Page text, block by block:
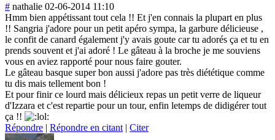
# nathalie 02-06-2014 11:10
Hmm bien appétissant tout cela !! Et j'en connais la plupart en plus
!! Sangria j'adore pour un petit apéro sympa, la garbure délicieuse ,
le confit de canard également j'y avais goute car tu adorés ça et tu en
prends souvent et j'ai adoré ! Le gâteau à la broche je me souviens
vous en aviez rapporté pour nous faire gouter.
Le gâteau basque super bon aussi j'adore pas très diététique comme
tu dis mais tellement bon !
Et pour finir ce lourd mais délicieux repas un petit verre de liqueur
d'Izzara et c'est repartie pour un tour, enfin letemps de didigérer tout
ça !!
Répondre | Répondre en citant | Citer